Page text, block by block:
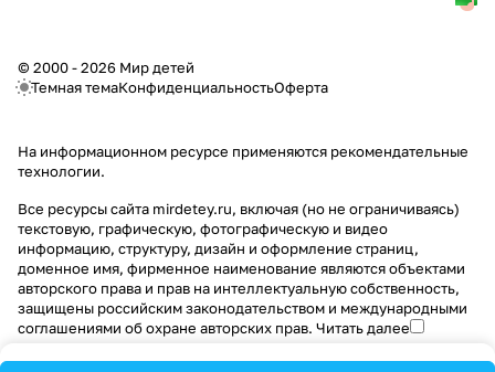
© 2000 - 2026 Мир детей
Темная темаКонфиденциальностьОферта
На информационном ресурсе применяются рекомендательные
технологии.
Все ресурсы сайта mirdetey.ru, включая (но не ограничиваясь)
текстовую, графическую, фотографическую и видео
информацию, структуру, дизайн и оформление страниц,
доменное имя, фирменное наименование являются объектами
авторского права и прав на интеллектуальную собственность,
защищены российским законодательством и международными
соглашениями об охране авторских прав. Читать далее